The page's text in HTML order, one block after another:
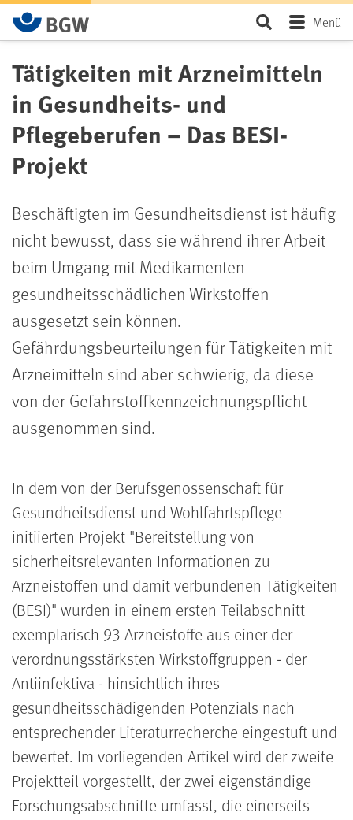
Zum Hauptinhalt springen SeiteMenü
Tätigkeiten mit Arzneimitteln
in Gesundheits- und
Pflegeberufen – Das BESI-
Projekt
Beschäftigten im Gesundheitsdienst ist häufig
nicht bewusst, dass sie während ihrer Arbeit
beim Umgang mit Medikamenten
gesundheitsschädlichen Wirkstoffen
ausgesetzt sein können.
Gefährdungsbeurteilungen für Tätigkeiten mit
Arzneimitteln sind aber schwierig, da diese
von der Gefahrstoffkennzeichnungspflicht
ausgenommen sind.
In dem von der Berufsgenossenschaft für
Gesundheitsdienst und Wohlfahrtspflege
initiierten Projekt "Bereitstellung von
sicherheitsrelevanten Informationen zu
Arzneistoffen und damit verbundenen Tätigkeiten
(BESI)" wurden in einem ersten Teilabschnitt
exemplarisch 93 Arzneistoffe aus einer der
verordnungsstärksten Wirkstoffgruppen - der
Antiinfektiva - hinsichtlich ihres
gesundheitsschädigenden Potenzials nach
entsprechender Literaturrecherche eingestuft und
bewertet. Im vorliegenden Artikel wird der zweite
Projektteil vorgestellt, der zwei eigenständige
Forschungsabschnitte umfasst, die einerseits